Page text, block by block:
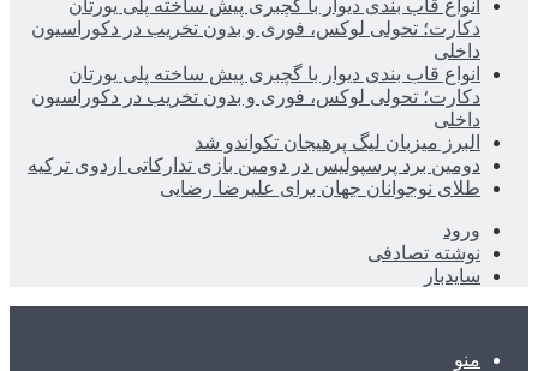
انواع قاب بندی دیوار با گچبری پیش ساخته پلی یورتان
دکارت؛ تحولی لوکس، فوری و بدون تخریب در دکوراسیون
داخلی
انواع قاب بندی دیوار با گچبری پیش ساخته پلی یورتان
دکارت؛ تحولی لوکس، فوری و بدون تخریب در دکوراسیون
داخلی
البرز میزبان لیگ پرهیجان تکواندو شد
دومین برد پرسپولیس در دومین بازی تدارکاتی اردوی ترکیه
طلای نوجوانان جهان برای علیرضا رضایی
ورود
نوشته تصادفی
سایدبار
منو